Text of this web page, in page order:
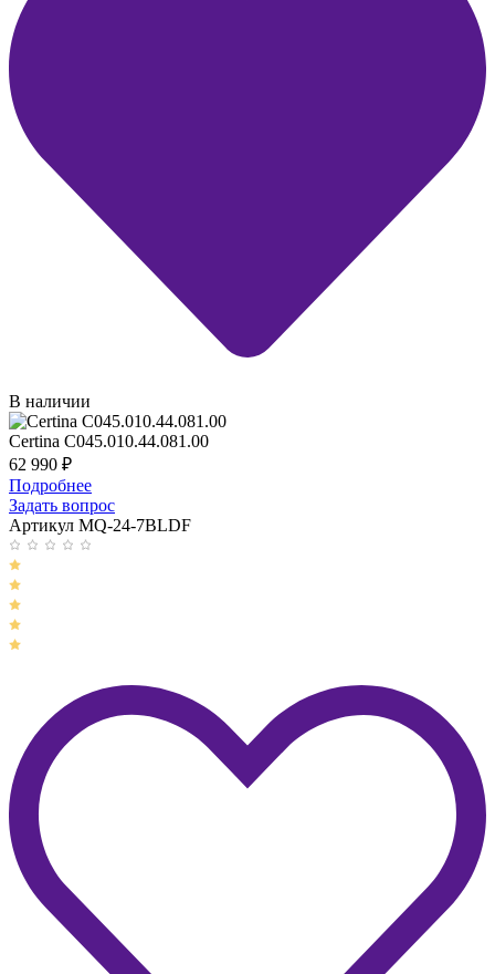
В наличии
Certina C045.010.44.081.00
62 990 ₽
Подробнее
Задать вопрос
Артикул MQ-24-7BLDF